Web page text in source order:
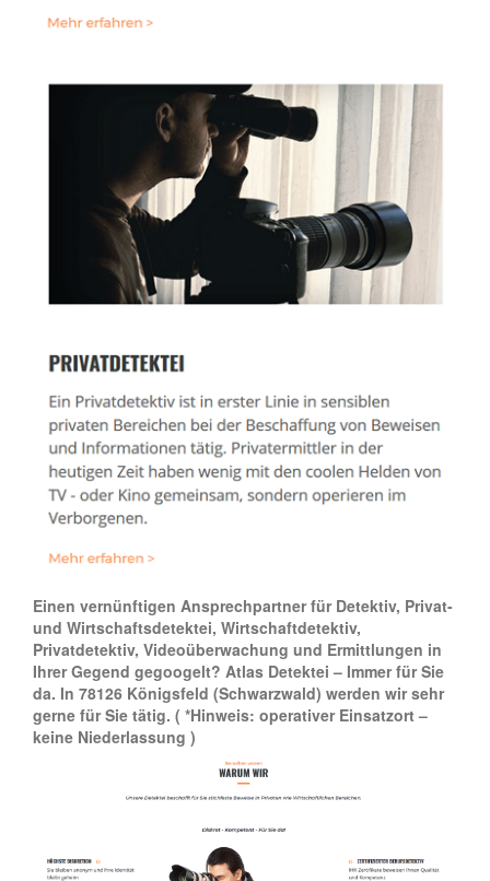
Einen vernünftigen Ansprechpartner für Detektiv, Privat-
und Wirtschaftsdetektei, Wirtschaftdetektiv,
Privatdetektiv, Videoüberwachung und Ermittlungen in
Ihrer Gegend gegoogelt? Atlas Detektei – Immer für Sie
da. In 78126 Königsfeld (Schwarzwald) werden wir sehr
gerne für Sie tätig. ( *Hinweis: operativer Einsatzort –
keine Niederlassung )